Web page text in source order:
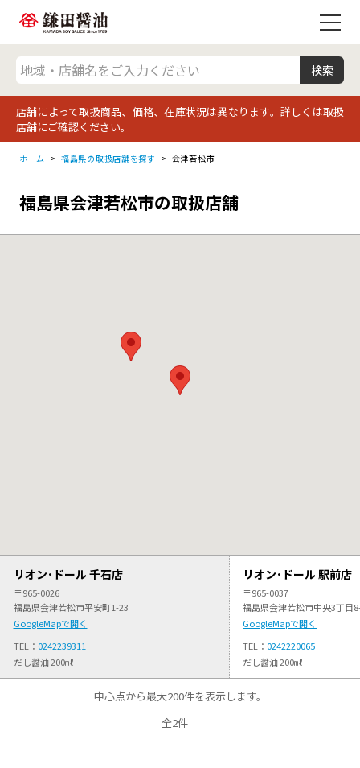
店舗によって取扱商品、価格、在庫状況は異なります。詳しくは取扱
店舗にご確認ください。
ホーム 福島県の取扱店舗を探す 会津若松市
福島県会津若松市の取扱店舗
リオン･ドール 千石店
〒965-0026
福島県会津若松市平安町1-23
GoogleMapで開く
TEL： 0242239311
だし醤油 200㎖
リオン･ドール 駅前店
〒965-0037
福島県会津若松市中央3丁目
GoogleMapで開く
TEL： 0242220065
だし醤油 200㎖
中心点から最大200件を表示します。
全2件